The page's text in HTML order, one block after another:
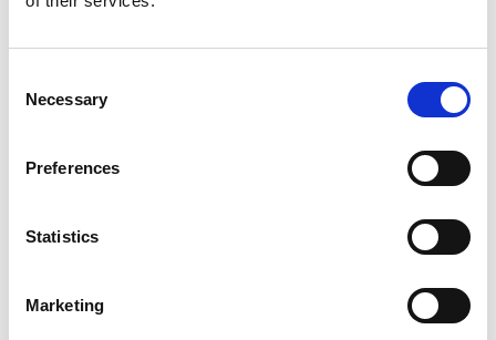
Selection
Necessary
Preferences
Statistics
Marketing
scoprite il prodotto e più: andate alla